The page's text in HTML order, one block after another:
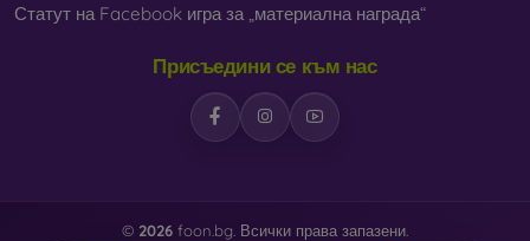
Статут на Facebook игра за „материална награда“
Присъедини се към нас
© 2026 foon.bg. Всички права запазени.